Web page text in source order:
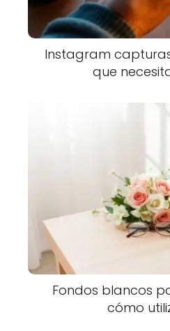
Instagram
que
Fondos blancos
cómo